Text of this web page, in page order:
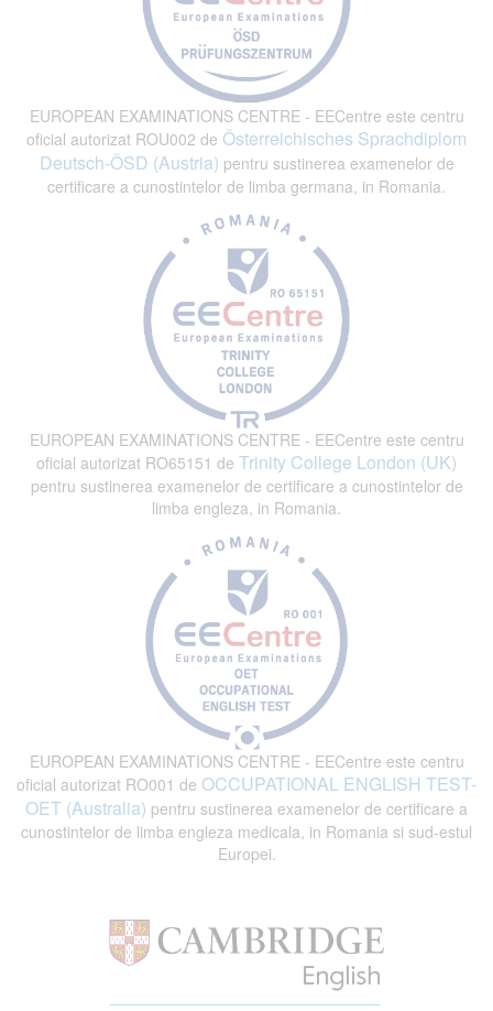
EUROPEAN EXAMINATIONS CENTRE - EECentre este centru
oficial autorizat ROU002 de Österreichisches Sprachdiplom
Deutsch-ÖSD (Austria) pentru sustinerea examenelor de
certificare a cunostintelor de limba germana, in Romania.
EUROPEAN EXAMINATIONS CENTRE - EECentre este centru
oficial autorizat RO65151 de Trinity College London (UK)
pentru sustinerea examenelor de certificare a cunostintelor de
limba engleza, in Romania.
EUROPEAN EXAMINATIONS CENTRE - EECentre este centru
oficial autorizat RO001 de OCCUPATIONAL ENGLISH TEST-
OET (Australia) pentru sustinerea examenelor de certificare a
cunostintelor de limba engleza medicala, in Romania si sud-estul
Europei.